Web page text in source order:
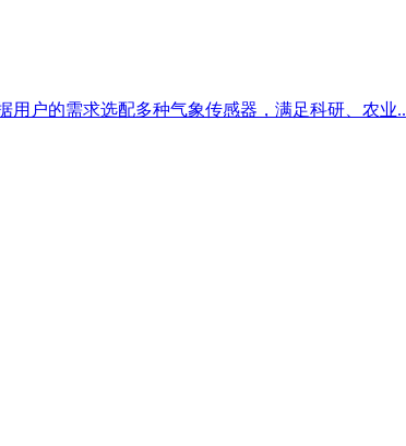
用户的需求选配多种气象传感器，满足科研、农业..